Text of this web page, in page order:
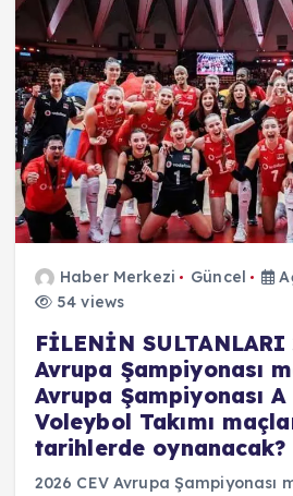
Haber Merkezi Güncel
54 views
FİLENİN SULTANLARI
Avrupa Şampiyonası
Avrupa Şampiyonası
Voleybol Takımı
tarihlerde oynanacak?
2026 CEV Avrupa Şampiyonası